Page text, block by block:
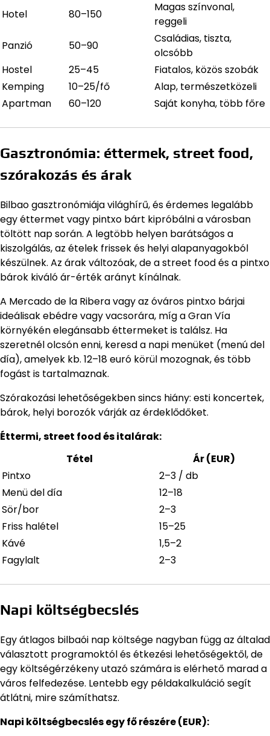
Hotel
80–150
Magas színvonal,
reggeli
Panzió
50–90
Családias, tiszta,
olcsóbb
Hostel
25–45
Fiatalos, közös szobák
Kemping
10–25/fő
Alap, természetközeli
Apartman
60–120 Saját konyha, több főre
Gasztronómia: éttermek, street food,
szórakozás és árak
Bilbao gasztronómiája világhírű, és érdemes legalább
egy éttermet vagy pintxo bárt kipróbálni a városban
töltött nap során. A legtöbb helyen barátságos a
kiszolgálás, az ételek frissek és helyi alapanyagokból
készülnek. Az árak változóak, de a street food és a pintxo
bárok kiváló ár-érték arányt kínálnak.
A Mercado de la Ribera vagy az óváros pintxo bárjai
ideálisak ebédre vagy vacsorára, míg a Gran Vía
környékén elegánsabb éttermeket is találsz. Ha
szeretnél olcsón enni, keresd a napi menüket (menú del
día), amelyek kb. 12–18 euró körül mozognak, és több
fogást is tartalmaznak.
Szórakozási lehetőségekben sincs hiány: esti koncertek,
bárok, helyi borozók várják az érdeklődőket.
Éttermi, street food és italárak:
Tétel
Ár (EUR)
Pintxo
2–3 / db
Menü del día
12–18
Sör/bor
2–3
Friss halétel
15–25
Kávé
1,5–2
Fagylalt
2–3
Napi költségbecslés
Egy átlagos bilbaói nap költsége nagyban függ az általad
választott programoktól és étkezési lehetőségektől, de
egy költségérzékeny utazó számára is elérhető marad a
város felfedezése. Lentebb egy példakalkuláció segít
átlátni, mire számíthatsz.
Napi költségbecslés egy fő részére (EUR):